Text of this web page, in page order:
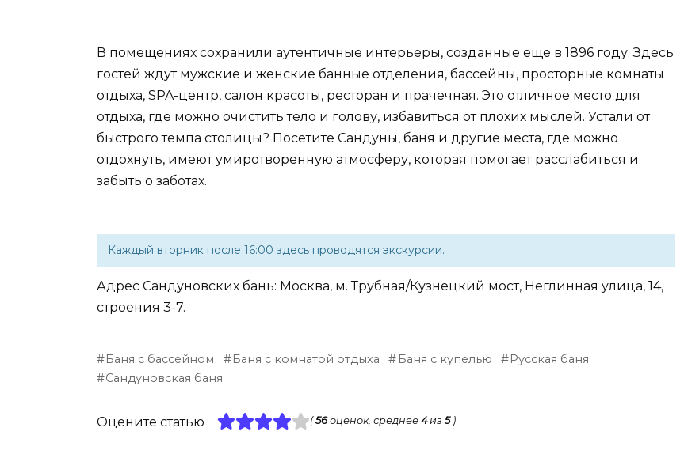
В помещениях сохранили аутентичные интерьеры, созданные еще в 1896 году. Здесь
гостей ждут мужские и женские банные отделения, бассейны, просторные комнаты
отдыха, SPA-центр, салон красоты, ресторан и прачечная. Это отличное место для
отдыха, где можно очистить тело и голову, избавиться от плохих мыслей. Устали от
быстрого темпа столицы? Посетите Сандуны, баня и другие места, где можно
отдохнуть, имеют умиротворенную атмосферу, которая помогает расслабиться и
забыть о заботах.
Каждый вторник после 16:00 здесь проводятся экскурсии.
Адрес Сандуновских бань: Москва, м. Трубная/Кузнецкий мост, Неглинная улица, 14,
строения 3-7.
Баня с бассейном Баня с комнатой отдыха Баня с купелью
Русская баня
Сандуновская баня
Оцените статью (56оценок, среднее 4из 5)